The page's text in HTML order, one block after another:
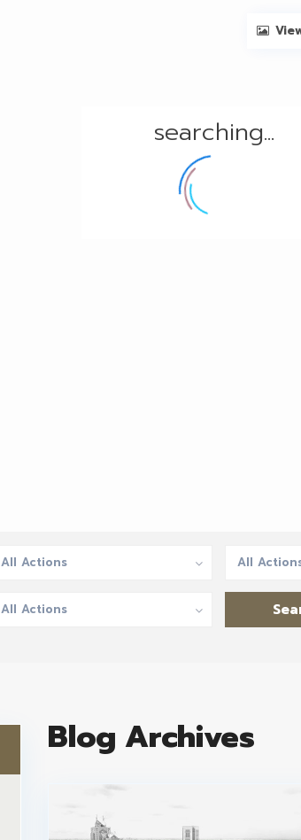
searching...
All Actions All
All Actions
Blog Archives